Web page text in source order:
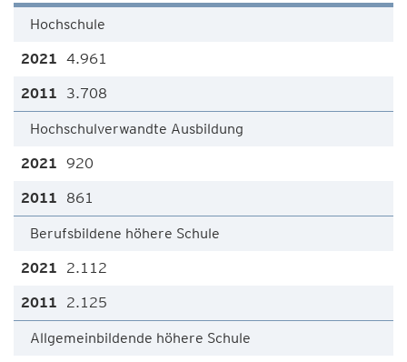
Hochschule
4.961
3.708
Hochschulverwandte Ausbildung
920
861
Berufsbildene höhere Schule
2.112
2.125
Allgemeinbildende höhere Schule